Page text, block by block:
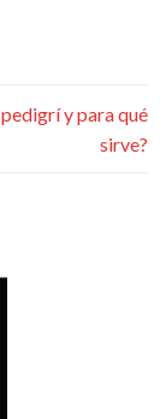
pedigrí y para qué
sirve?